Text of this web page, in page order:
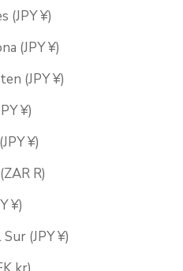
(JPY ¥)
(JPY ¥)
(JPY ¥)
¥)
¥)
R)
¥)
(JPY ¥)